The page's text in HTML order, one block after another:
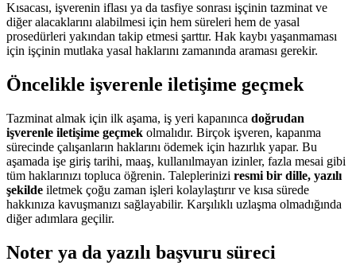
Kısacası, işverenin iflası ya da tasfiye sonrası işçinin tazminat ve
diğer alacaklarını alabilmesi için hem süreleri hem de yasal
prosedürleri yakından takip etmesi şarttır. Hak kaybı yaşanmaması
için işçinin mutlaka yasal haklarını zamanında araması gerekir.
Öncelikle işverenle iletişime geçmek
Tazminat almak için ilk aşama, iş yeri kapanınca doğrudan
işverenle iletişime geçmek olmalıdır. Birçok işveren, kapanma
sürecinde çalışanların haklarını ödemek için hazırlık yapar. Bu
aşamada işe giriş tarihi, maaş, kullanılmayan izinler, fazla mesai gibi
tüm haklarınızı topluca öğrenin. Taleplerinizi resmi bir dille, yazılı
şekilde iletmek çoğu zaman işleri kolaylaştırır ve kısa sürede
hakkınıza kavuşmanızı sağlayabilir. Karşılıklı uzlaşma olmadığında
diğer adımlara geçilir.
Noter ya da yazılı başvuru süreci